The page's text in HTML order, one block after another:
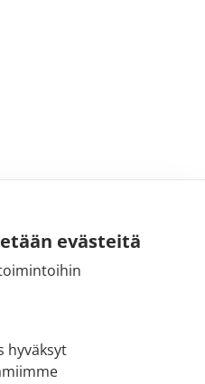
evästeitä
hyväksyt